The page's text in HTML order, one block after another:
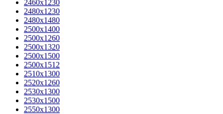
2460х1230
2480х1230
2480х1480
2500x1400
2500х1260
2500х1320
2500х1500
2500х1512
2510х1300
2520х1260
2530х1300
2530х1500
2550х1300